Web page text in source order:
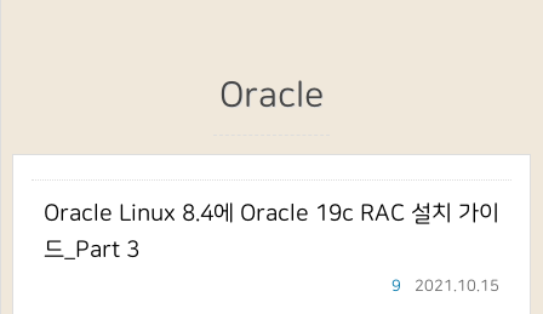
Oracle
Oracle Linux 8.4에 Oracle 19c RAC 설치 가이
드_Part 3
2021.10.15
9